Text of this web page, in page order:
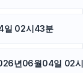
일 02시43분
년06월04일 02